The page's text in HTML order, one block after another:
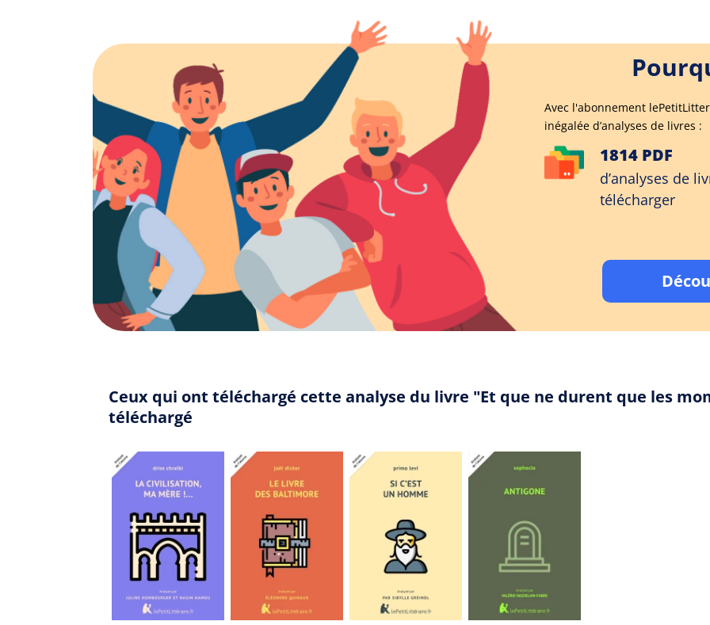
Avec l'abonnement
inégalée d’analyses de livres :
1814 PDF
d’analyses de
télécharger
Ceux qui ont téléchargé cette analyse du livre "Et que ne durent que les
téléchargé